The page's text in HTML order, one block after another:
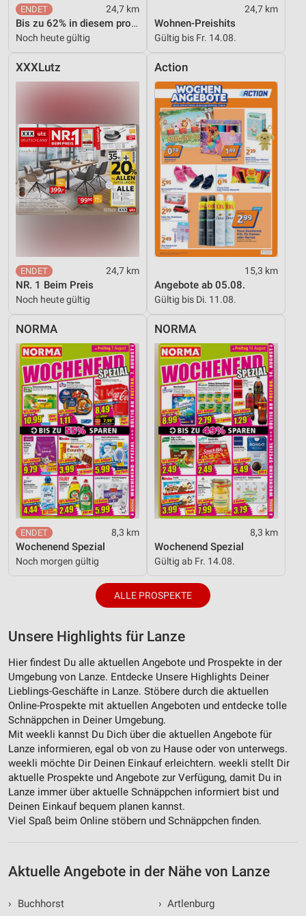
24,7 km
Bis zu 62% in diesem prospekt
Noch heute gültig
24,7 km
Wohnen-Preishits
Gültig bis Fr. 14.08.
XXXLutz
24,7 km
NR. 1 Beim Preis
Noch heute gültig
Action
15,3 km
Angebote ab 05.08.
Gültig bis Di. 11.08.
NORMA
8,3 km
Wochenend Spezial
Noch morgen gültig
NORMA
8,3 km
Wochenend Spezial
Gültig ab Fr. 14.08.
ALLE PROSPEKTE
Unsere Highlights für Lanze
Hier findest Du alle aktuellen Angebote und Prospekte in der
Umgebung von Lanze. Entdecke Unsere Highlights Deiner
Lieblings-Geschäfte in Lanze. Stöbere durch die aktuellen
Online-Prospekte mit aktuellen Angeboten und entdecke tolle
Schnäppchen in Deiner Umgebung.
Mit weekli kannst Du Dich über die aktuellen Angebote für
Lanze informieren, egal ob von zu Hause oder von unterwegs.
weekli möchte Dir Deinen Einkauf erleichtern. weekli stellt Dir
aktuelle Prospekte und Angebote zur Verfügung, damit Du in
Lanze immer über aktuelle Schnäppchen informiert bist und
Deinen Einkauf bequem planen kannst.
Viel Spaß beim Online stöbern und Schnäppchen finden.
Aktuelle Angebote in der Nähe von Lanze
›
Buchhorst
› Artlenburg